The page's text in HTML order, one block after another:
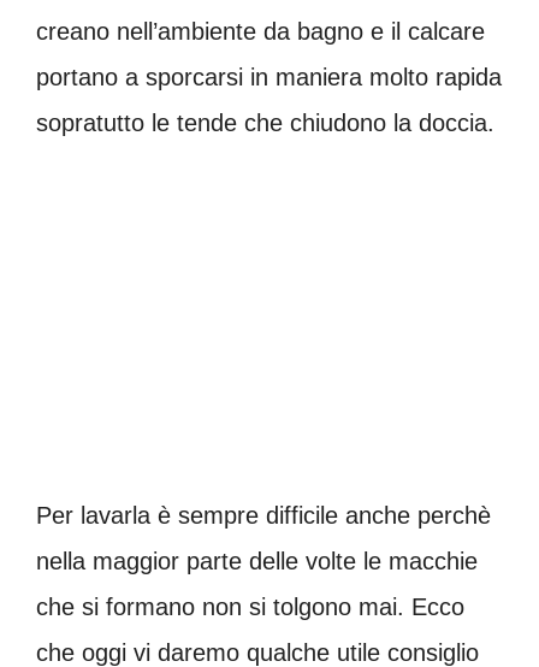
creano nell’ambiente da bagno e il calcare
portano a sporcarsi in maniera molto rapida
sopratutto le tende che chiudono la doccia.
Per lavarla è sempre difficile anche perchè
nella maggior parte delle volte le macchie
che si formano non si tolgono mai. Ecco
che oggi vi daremo qualche utile consiglio